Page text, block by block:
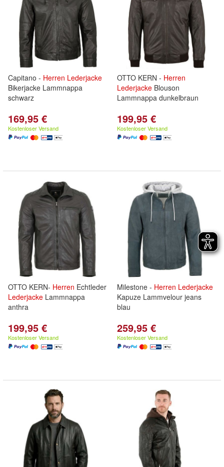
Capitano - Herren Lederjacke
Bikerjacke Lammnappa
schwarz
169,95 €
Kostenloser Versand
OTTO KERN - Herren
Lederjacke Blouson
Lammnappa dunkelbraun
199,95 €
Kostenloser Versand
OTTO KERN- Herren Echtleder
Lederjacke Lammnappa
anthra
199,95 €
Kostenloser Versand
Milestone - Herren Lederjacke
Kapuze Lammvelour jeans
blau
259,95 €
Kostenloser Versand